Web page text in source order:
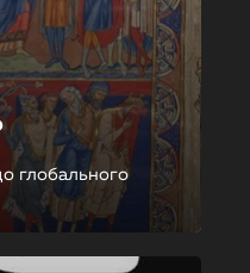
глобального